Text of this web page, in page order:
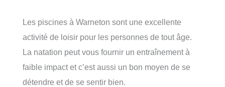
Les piscines à Warneton sont une excellente
activité de loisir pour les personnes de tout âge.
La natation peut vous fournir un entraînement à
faible impact et c’est aussi un bon moyen de se
détendre et de se sentir bien.